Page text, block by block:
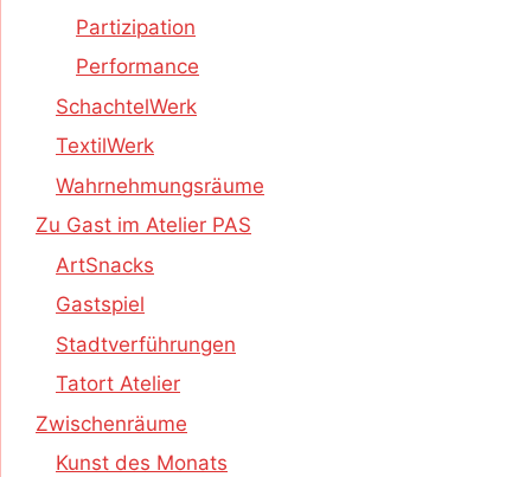
Partizipation
Performance
SchachtelWerk
TextilWerk
Wahrnehmungsräume
Zu Gast im Atelier PAS
ArtSnacks
Gastspiel
Stadtverführungen
Tatort Atelier
Zwischenräume
Kunst des Monats